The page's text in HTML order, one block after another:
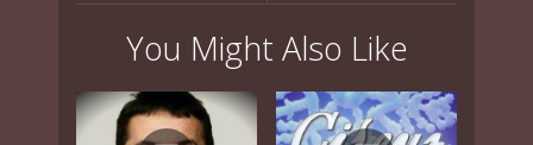
You Might Also Like